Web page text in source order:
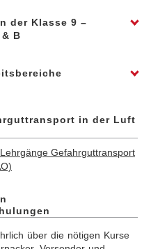
»
»
der Klasse 9 –
B
kennzeichnen und die
»
Sie unser Angebot!in der Luft
Gefahrguttransport
über die nötigen Kurse